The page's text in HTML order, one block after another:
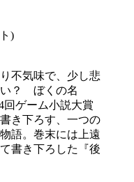
)
不気味で、少し悲
？ ぼくの名
ゲーム小説大賞
き下ろす、一つの
語。巻末には上遠
書き下ろした『後